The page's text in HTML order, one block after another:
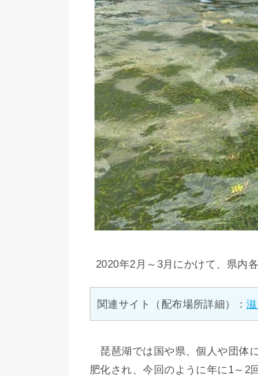
2020年2月～3月にかけて、県内
関連サイト（配布場所詳細）：
琵琶湖では国や県、個人や団体
肥化され、今回のように年に1～2